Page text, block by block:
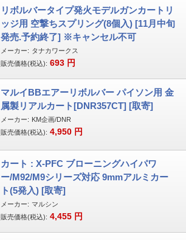
リボルバータイプ発火モデルガンカートリ
ッジ用 空撃ちスプリング(8個入) [11月中旬
発売.予約終了] ※キャンセル不可
メーカー: タナカワークス
販売価格(税込): 693 円
マルイBBエアーリボルバー パイソン用 金
属製リアルカート[DNR357CT] [取寄]
メーカー: KM企画/DNR
販売価格(税込): 4,950 円
カート : X-PFC ブローニングハイパワ
ー/M92/M9シリーズ対応 9mmアルミカー
ト(5発入) [取寄]
メーカー: マルシン
販売価格(税込): 4,455 円